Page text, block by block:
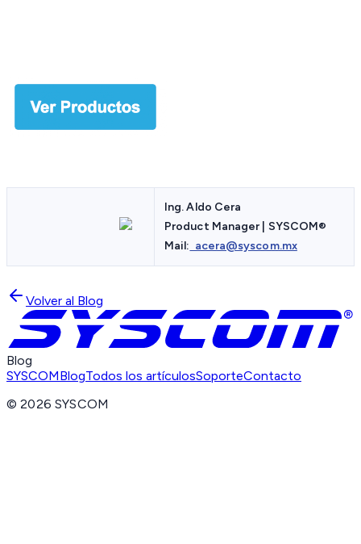
Ing. Aldo Cera
Product Manager | SYSCOM®
Mail: acera@syscom.mx
Volver al Blog
Blog
SYSCOMBlogTodos los artículosSoporteContacto
©2026 SYSCOM